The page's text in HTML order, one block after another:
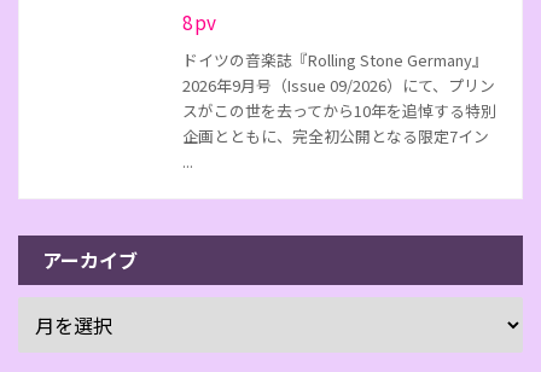
8pv
ドイツの音楽誌『Rolling Stone Germany』
2026年9月号（Issue 09/2026）にて、プリン
スがこの世を去ってから10年を追悼する特別
企画とともに、完全初公開となる限定7イン
...
アーカイブ